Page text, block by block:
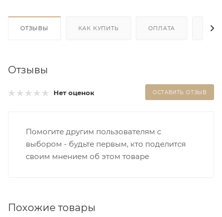
ОТЗЫВЫ КАК КУПИТЬ ОПЛАТА
Отзывы
Нет оценок ОСТАВИТЬ ОТЗЫВ
Помогите другим пользователям с
выбором - будьте первым, кто поделится
своим мнением об этом товаре
Похожие товары